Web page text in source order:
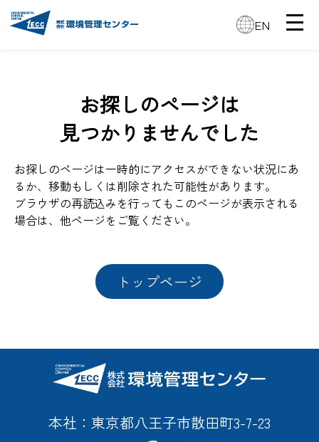
EN
お探しのページは
見つかりませんでした
お探しのページは一時的にアクセスができない状況にあ
るか、移動もしくは削除された可能性があります。
ブラウザの再読込みを行ってもこのページが表示される
場合は、他ページをご覧ください。
トップページ
本社：東京都八王子市散田町3-7-23